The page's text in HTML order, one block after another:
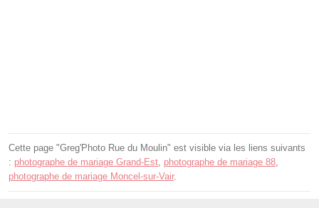
Cette page "Greg'Photo Rue du Moulin" est visible via les liens suivants
: photographe de mariage Grand-Est photographe de mariage 88
photographe de mariage Moncel-sur-Vair.